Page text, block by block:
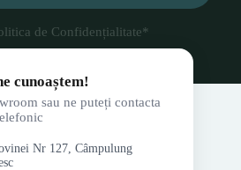
de Confidențialitate*
cunoaștem!
sau ne puteți contacta
Nr 127, Câmpulung